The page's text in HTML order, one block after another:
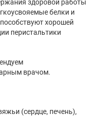
здоровой работы
белки и
хорошей
перистальтики
врачом.
(сердце, печень),